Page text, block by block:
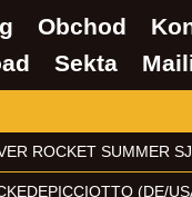
Obchod
Sekta
ROCKET SUMMER
(DE/